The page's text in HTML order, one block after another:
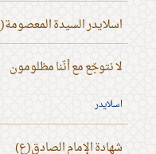
اسلايدر السيدة
لا نتوجّع مع أنّنا مظلومون
اسلايدر
شهادة الإمام الصادق(ع)